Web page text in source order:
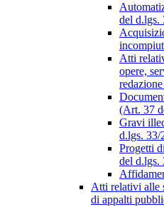
del d.lgs.
Atti
opere,
(Art. 37
Gravi
d.lgs. 33/
Progetti
del d.lgs.
Atti relativi alle
di appalti